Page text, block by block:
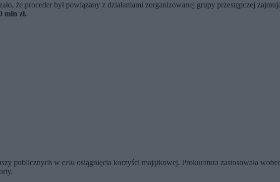
że proceder był powiązany z działaniami zorganizowanej grupy przestępczej
mln zł.
publicznych w celu osiągnięcia korzyści majątkowej. Prokuratura zastosowała